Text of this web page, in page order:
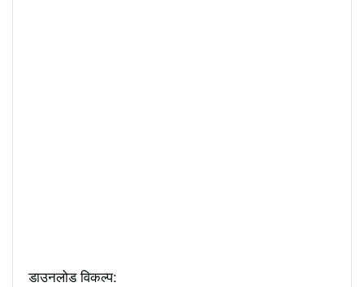
डाउनलोड विकल्प: